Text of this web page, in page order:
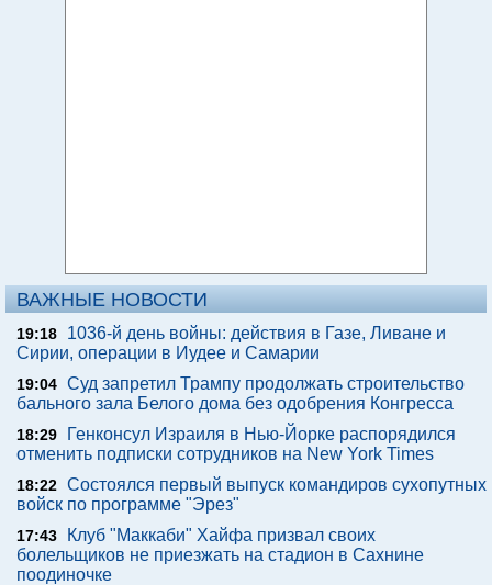
ВАЖНЫЕ НОВОСТИ
19:18
1036-й день войны: действия в Газе, Ливане и
Сирии, операции в Иудее и Самарии
19:04 Суд запретил Трампу продолжать строительство
бального зала Белого дома без одобрения Конгресса
18:29
Генконсул Израиля в Нью-Йорке распорядился
отменить подписки сотрудников на New York Times
18:22 Состоялся первый выпуск командиров сухопутных
войск по программе "Эрез"
17:43
Клуб "Маккаби" Хайфа призвал своих
болельщиков не приезжать на стадион в Сахнине
поодиночке